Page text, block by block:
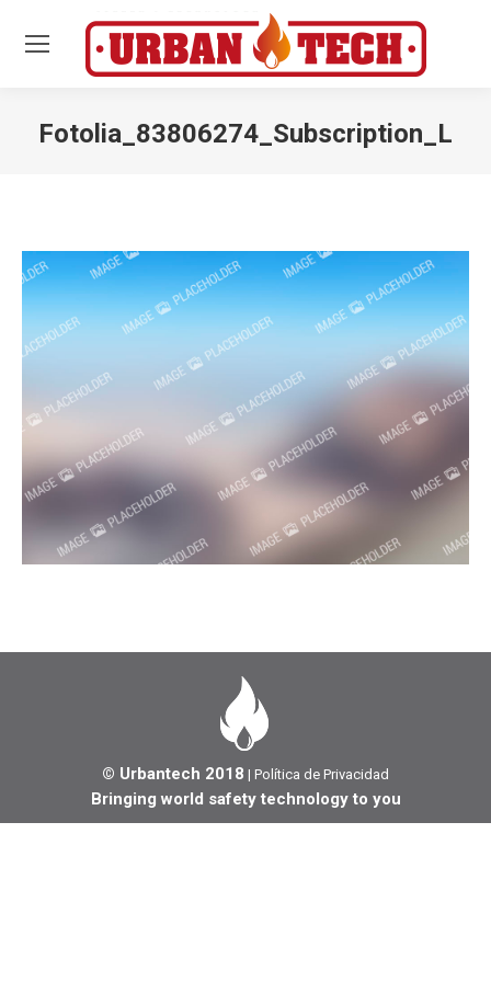
Fotolia_83806274_Subscription_L
© Urbantech 2018 | Política de Privacidad
Bringing world safety technology to you